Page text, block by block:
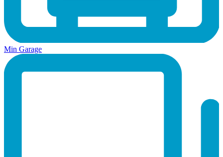
Min Garage